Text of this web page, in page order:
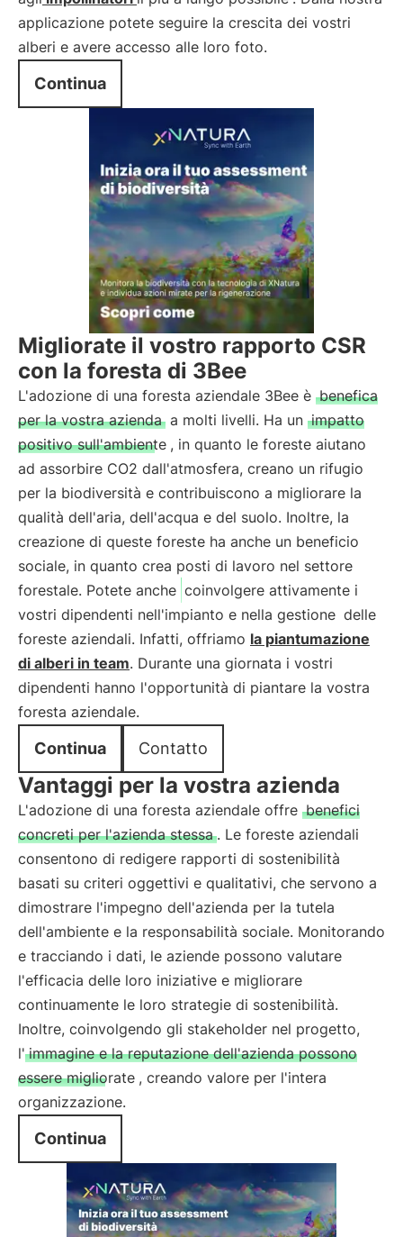
applicazione potete seguire la crescita dei vostri
alberi e avere accesso alle loro foto.
Continua
Migliorate il vostro rapporto CSR
con la foresta di 3Bee
L'adozione di una foresta aziendale 3Bee è benefica
per la vostra azienda a molti livelli. Ha un impatto
positivo sull'ambiente , in quanto le foreste aiutano
ad assorbire CO2 dall'atmosfera, creano un rifugio
per la biodiversità e contribuiscono a migliorare la
qualità dell'aria, dell'acqua e del suolo. Inoltre, la
creazione di queste foreste ha anche un beneficio
sociale, in quanto crea posti di lavoro nel settore
forestale. Potete anche coinvolgere attivamente i
vostri dipendenti nell'impianto e nella gestione delle
foreste aziendali. Infatti, offriamo la piantumazione
di alberi in team. Durante una giornata i vostri
dipendenti hanno l'opportunità di piantare la vostra
foresta aziendale.
Continua Contatto
Vantaggi per la vostra azienda
L'adozione di una foresta aziendale offre benefici
concreti per l'azienda stessa . Le foreste aziendali
consentono di redigere rapporti di sostenibilità
basati su criteri oggettivi e qualitativi, che servono a
dimostrare l'impegno dell'azienda per la tutela
dell'ambiente e la responsabilità sociale. Monitorando
e tracciando i dati, le aziende possono valutare
l'efficacia delle loro iniziative e migliorare
continuamente le loro strategie di sostenibilità.
Inoltre, coinvolgendo gli stakeholder nel progetto,
l' immagine e la reputazione dell'azienda possono
essere migliorate , creando valore per l'intera
organizzazione.
Continua